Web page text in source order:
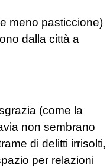
meno pasticcione)
dalla città a
(come la
non sembrano
di delitti irrisolti,
per relazioni